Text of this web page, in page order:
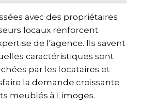
avec des propriétaires
locaux renforcent
de l’agence. Ils savent
caractéristiques sont
par les locataires et
la demande croissante
meublés à Limoges.